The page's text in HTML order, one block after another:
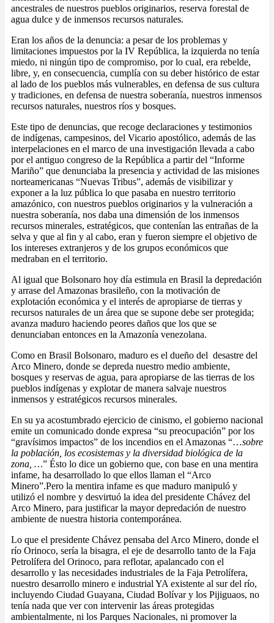
ancestrales de nuestros pueblos originarios, reserva forestal de
agua dulce y de inmensos recursos naturales.
Eran los años de la denuncia: a pesar de los problemas y
limitaciones impuestos por la IV República, la izquierda no tenía
miedo, ni ningún tipo de compromiso, por lo cual, era rebelde,
libre, y, en consecuencia, cumplía con su deber histórico de estar
al lado de los pueblos más vulnerables, en defensa de sus cultura
y tradiciones, en defensa de nuestra soberanía, nuestros inmensos
recursos naturales, nuestros ríos y bosques.
Este tipo de denuncias, que recoge declaraciones y testimonios
de indígenas, campesinos, del Vicario apostólico, además de las
interpelaciones en el marco de una investigación llevada a cabo
por el antiguo congreso de la República a partir del “Informe
Mariño” que denunciaba la presencia y actividad de las misiones
norteamericanas “Nuevas Tribus”, además de visibilizar y
exponer a la luz pública lo que pasaba en nuestro territorio
amazónico, con nuestros pueblos originarios y la vulneración a
nuestra soberanía, nos daba una dimensión de los inmensos
recursos minerales, estratégicos, que contenían las entrañas de la
selva y que al fin y al cabo, eran y fueron siempre el objetivo de
los intereses extranjeros y de los grupos económicos que
medraban en el territorio.
Al igual que Bolsonaro hoy día estimula en Brasil la depredación
y arrase del Amazonas brasileño, con la motivación de
explotación económica y el interés de apropiarse de tierras y
recursos naturales de un área que se supone debe ser protegida;
avanza maduro haciendo peores daños que los que se
denunciaban entonces en la Amazonía venezolana.
Como en Brasil Bolsonaro, maduro es el dueño del desastre del
Arco Minero, donde se depreda nuestro medio ambiente,
bosques y reservas de agua, para apropiarse de las tierras de los
pueblos indígenas y explotar de manera salvaje nuestros
inmensos y estratégicos recursos minerales.
En su ya acostumbrado ejercicio de cinismo, el gobierno nacional
emite un comunicado donde expresa “su preocupación” por los
“gravísimos impactos” de los incendios en el Amazonas “…sobre
la población, los ecosistemas y la diversidad biológica de la
zona, …” Ésto lo dice un gobierno que, con base en una mentira
infame, ha desarrollado lo que ellos llaman el “Arco
Minero”.Pero la mentira infame es que maduro manipuló y
utilizó el nombre y desvirtuó la idea del presidente Chávez del
Arco Minero, para justificar la mayor depredación de nuestro
ambiente de nuestra historia contemporánea.
Lo que el presidente Chávez pensaba del Arco Minero, donde el
río Orinoco, sería la bisagra, el eje de desarrollo tanto de la Faja
Petrolífera del Orinoco, para reflotar, apalancado con el
desarrollo y las necesidades industriales de la Faja Petrolífera,
nuestro desarrollo minero e industrial YA existente al sur del río,
incluyendo Ciudad Guayana, Ciudad Bolívar y los Pijiguaos, no
tenía nada que ver con intervenir las áreas protegidas
ambientalmente, ni los Parques Nacionales, ni promover la